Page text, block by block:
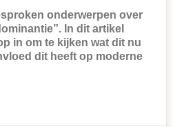
onderwerpen over
In dit artikel
in om te kijken wat dit nu
dit heeft op moderne